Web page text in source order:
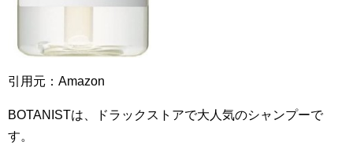
引用元：Amazon
BOTANISTは、ドラックストアで大人気のシャンプーで
す。